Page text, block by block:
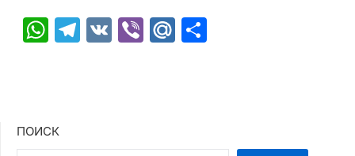
WhatsApp
Telegram
VK ViberMail.Ru
ПОИСК